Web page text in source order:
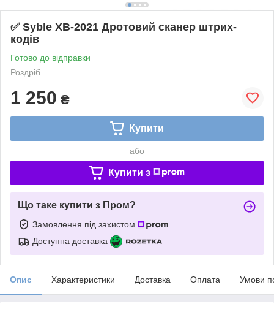
✅ Syble XB-2021 Дротовий сканер штрих-
кодів
Готово до відправки
Роздріб
1 250 ₴
Купити
або
Купити з
Що таке купити з Пром?
Замовлення під захистом
Доступна доставка
Опис Характеристики Доставка Оплата Умови